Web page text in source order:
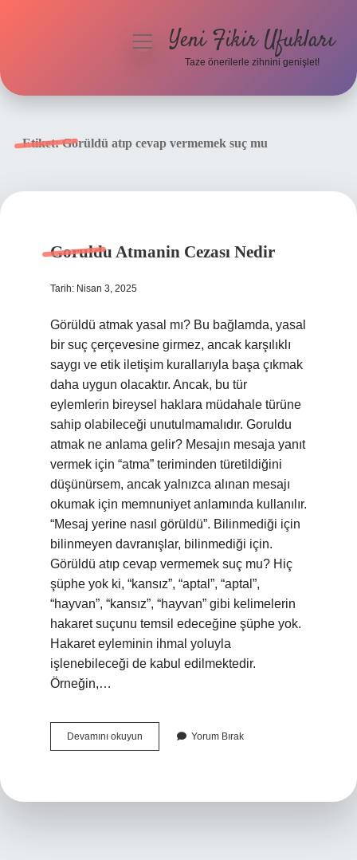
menüyüYeni Fikir Ufukları
Taze önerilerle zihnini genişlet!
Etiket:Görüldü atıp cevap vermemek suç mu
Goruldu Atmanin Cezası Nedir
Tarih: Nisan 3, 2025
Görüldü atmak yasal mı? Bu bağlamda, yasal
bir suç çerçevesine girmez, ancak karşılıklı
saygı ve etik iletişim kurallarıyla başa çıkmak
daha uygun olacaktır. Ancak, bu tür
eylemlerin bireysel haklara müdahale türüne
sahip olabileceği unutulmamalıdır. Goruldu
atmak ne anlama gelir? Mesajın mesaja yanıt
vermek için “atma” teriminden türetildiğini
düşünürsem, ancak yalnızca alınan mesajı
okumak için memnuniyet anlamında kullanılır.
“Mesaj yerine nasıl görüldü”. Bilinmediği için
bilinmeyen davranışlar, bilinmediği için.
Görüldü atıp cevap vermemek suç mu? Hiç
şüphe yok ki, “kansız”, “aptal”, “aptal”,
“hayvan”, “kansız”, “hayvan” gibi kelimelerin
hakaret suçunu temsil edeceğine şüphe yok.
Hakaret eyleminin ihmal yoluyla
işlenebileceği de kabul edilmektedir.
Örneğin,…
Devamını okuyun
Atmanin
Yorum Bırak